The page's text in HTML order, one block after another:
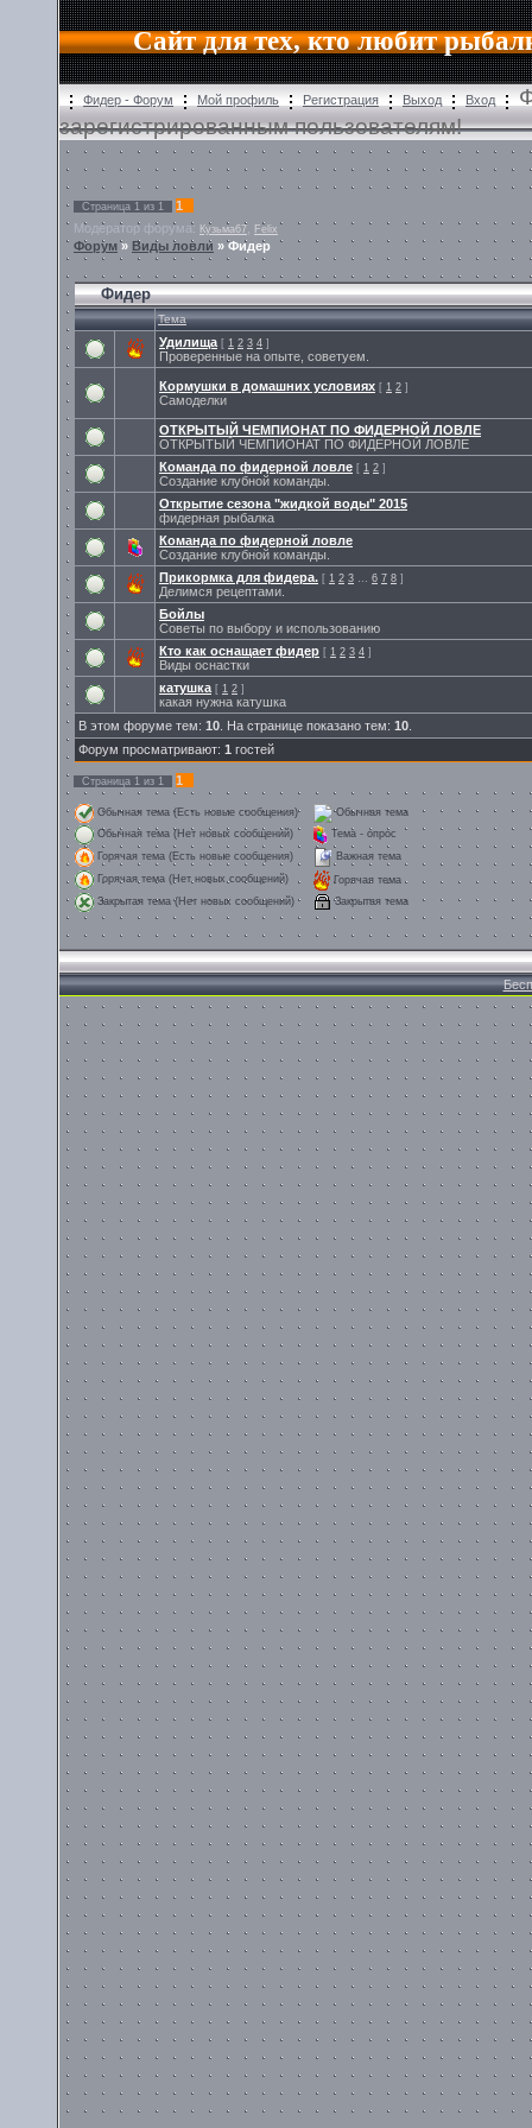
Сайт для тех, кто любит
Фидер - Форум Мой профиль Регистрация Выход Вход
зарегистрированным пользователям!
Страница 1 из 1
1
Модератор форума: Кузьма67 Felix
Форум» Виды ловли »Фидер
Фидер
Тема
Удилища [ 1 2 3 4 ]
Проверенные на опыте, советуем.
Кормушки в домашних условиях [ 1 2 ]
Самоделки
ОТКРЫТЫЙ ЧЕМПИОНАТ ПО ФИДЕРНОЙ ЛОВЛЕ
ОТКРЫТЫЙ ЧЕМПИОНАТ ПО ФИДЕРНОЙ ЛОВЛЕ
Команда по фидерной ловле [ 1 2 ]
Создание клубной команды.
Открытие сезона "жидкой воды" 2015
фидерная рыбалка
Команда по фидерной ловле
Создание клубной команды.
Прикормка для фидера. [ 1 2 3 … 6 7 8 ]
Делимся рецептами.
Бойлы
Советы по выбору и использованию
Кто как оснащает фидер [ 1 2 3 4 ]
Виды оснастки
катушка [ 1 2 ]
какая нужна катушка
В этом форуме тем: 10 . На странице показано тем: 10
Форум просматривают: 1 гостей
Страница 1 из 1 1
Обычная тема (Есть новые сообщения)
Обычная тема
Обычная тема (Нет новых сообщений)
Тема - опрос
Горячая тема (Есть новые сообщения)
Важная тема
Горячая тема (Нет новых сообщений)
Горячая тема
Закрытая тема (Нет новых сообщений)
Закрытая тема